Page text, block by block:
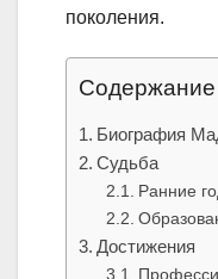
поколения.
Содержание
Биография
Судьба
Ранние
Достижения